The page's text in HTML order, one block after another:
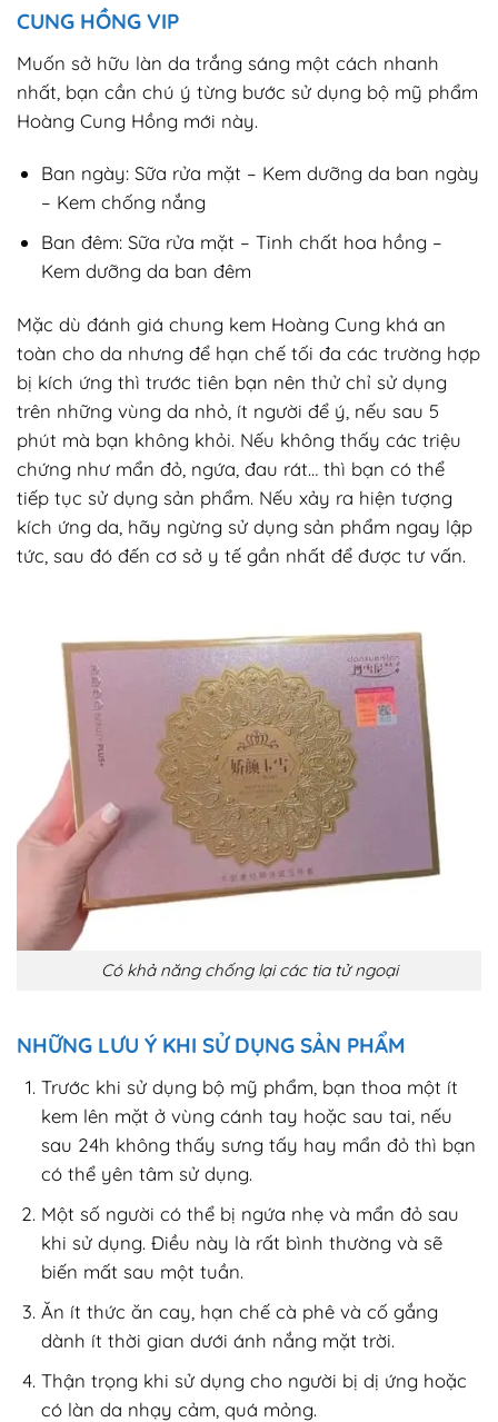
CUNG HỒNG VIP
Muốn sở hữu làn da trắng sáng một cách nhanh
nhất, bạn cần chú ý từng bước sử dụng bộ mỹ phẩm
Hoàng Cung Hồng mới này.
Ban ngày: Sữa rửa mặt – Kem dưỡng da ban ngày
– Kem chống nắng
Ban đêm: Sữa rửa mặt – Tinh chất hoa hồng –
Kem dưỡng da ban đêm
Mặc dù đánh giá chung kem Hoàng Cung khá an
toàn cho da nhưng để hạn chế tối đa các trường hợp
bị kích ứng thì trước tiên bạn nên thử chỉ sử dụng
trên những vùng da nhỏ, ít người để ý, nếu sau 5
phút mà bạn không khỏi. Nếu không thấy các triệu
chứng như mẩn đỏ, ngứa, đau rát… thì bạn có thể
tiếp tục sử dụng sản phẩm. Nếu xảy ra hiện tượng
kích ứng da, hãy ngừng sử dụng sản phẩm ngay lập
tức, sau đó đến cơ sở y tế gần nhất để được tư vấn.
Có khả năng chống lại các tia tử ngoại
NHỮNG LƯU Ý KHI SỬ DỤNG SẢN PHẨM
Trước khi sử dụng bộ mỹ phẩm, bạn thoa một ít
kem lên mặt ở vùng cánh tay hoặc sau tai, nếu
sau 24h không thấy sưng tấy hay mẩn đỏ thì bạn
có thể yên tâm sử dụng.
Một số người có thể bị ngứa nhẹ và mẩn đỏ sau
khi sử dụng. Điều này là rất bình thường và sẽ
biến mất sau một tuần.
Ăn ít thức ăn cay, hạn chế cà phê và cố gắng
dành ít thời gian dưới ánh nắng mặt trời.
Thận trọng khi sử dụng cho người bị dị ứng hoặc
có làn da nhạy cảm, quá mỏng.